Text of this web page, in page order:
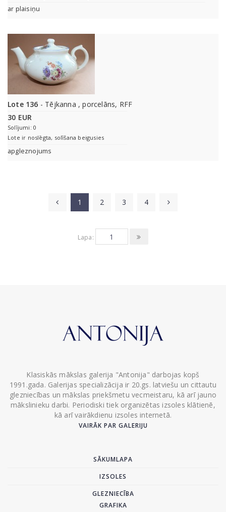
ar plaisiņu
Lote 136 - Tējkanna , porcelāns, RFF
30 EUR
Solījumi: 0
Lote ir noslēgta, solīšana beigusies
apgleznojums
1 2 3 4
Lapa:
Klasiskās mākslas galerija "Antonija" darbojas kopš
1991.gada. Galerijas specializācija ir 20.gs. latviešu un cittautu
glezniecības un mākslas priekšmetu vecmeistaru, kā arī jauno
mākslinieku darbi. Periodiski tiek organizētas izsoles klātienē,
kā arī vairākdienu izsoles internetā.
VAIRĀK PAR GALERIJU
SĀKUMLAPA
IZSOLES
GLEZNIECĪBA
GRAFIKA